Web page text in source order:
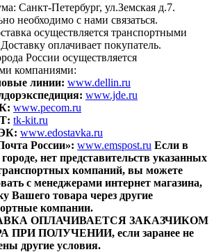
Санкт-Петербург, ул.Земская д.7.
необходимо с нами связаться.
осуществляется транспортными
оплачивает покупатель.
России осуществляется
компаниями:
линии: www.dellin.ru
www.jde.ru
www.pecom.ru
tk-kit.ru
www.edostavka.ru
России»: www.emspost.ru Если в
нет представительств указанных
компаний, вы можете
с менеджерами интернет магазина,
Вашего товара через другие
компании.
ОПЛАЧИВАЕТСЯ ЗАКАЗЧИКОМ
ПРИ ПОЛУЧЕНИИ, если заранее не
другие условия.